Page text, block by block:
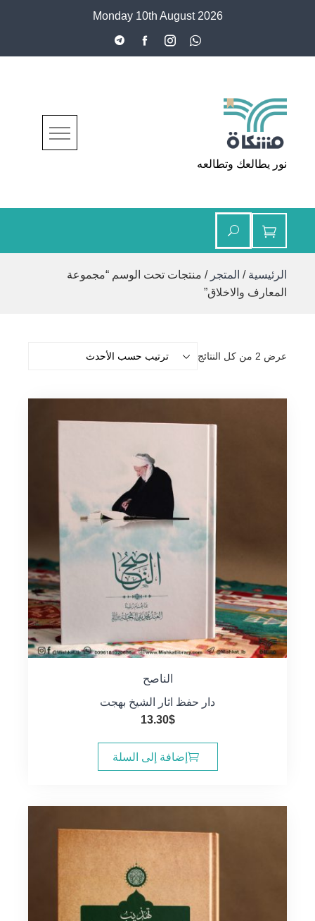
Monday 10th August 2026
مشكاة
نور يطالعك وتطالعه
الرئيسية / المتجر / منتجات تحت الوسم “مجموعة
المعارف والاخلاق”
عرض ⁦2⁩ من كل النتائج
تم
الأحدث
الناصح
دار حفظ اثار الشيخ بهجت
13.30$
إضافة إلى السلة